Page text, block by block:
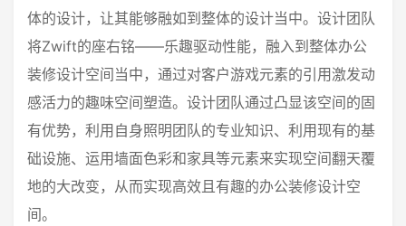
体的设计，让其能够融如到整体的设计当中。设计团队
将Zwift的座右铭——乐趣驱动性能，融入到整体办公
装修设计空间当中，通过对客户游戏元素的引用激发动
感活力的趣味空间塑造。设计团队通过凸显该空间的固
有优势，利用自身照明团队的专业知识、利用现有的基
础设施、运用墙面色彩和家具等元素来实现空间翻天覆
地的大改变，从而实现高效且有趣的办公装修设计空
间。